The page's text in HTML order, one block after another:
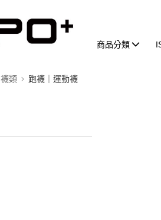
商品分類
襪類 跑襪｜運動襪